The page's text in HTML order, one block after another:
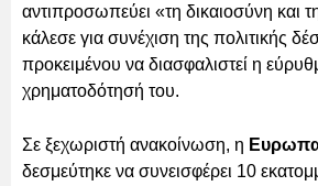
αντιπροσωπεύει «τη δικαιοσύνη και
κάλεσε για συνέχιση της πολιτικής
προκειμένου να διασφαλιστεί η
χρηματοδότησή του.
Σε ξεχωριστή ανακοίνωση, η
δεσμεύτηκε να συνεισφέρει 10